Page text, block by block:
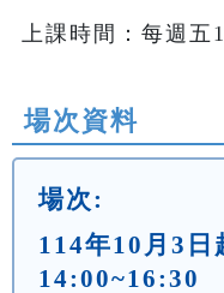
上課時間：每週
場次資料
場次:
114年10月3日
14:00~16:30